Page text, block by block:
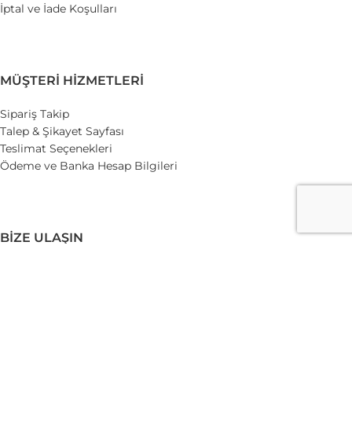
İptal ve İade Koşulları
MÜŞTERI HIZMETLERI
Sipariş Takip
Talep & Şikayet Sayfası
Teslimat Seçenekleri
Ödeme ve Banka Hesap Bilgileri
BIZE ULAŞIN